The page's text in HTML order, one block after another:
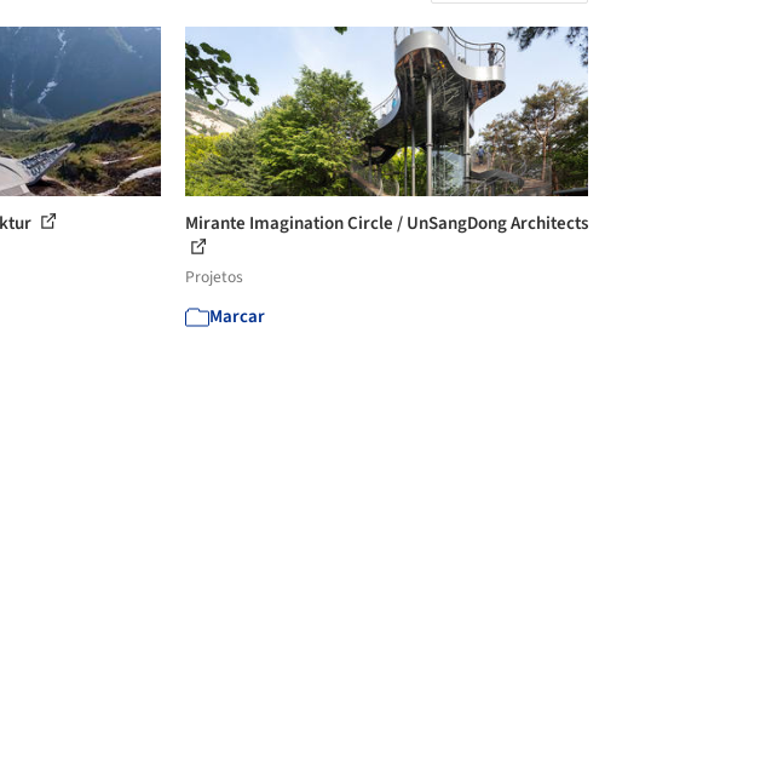
Mirante Imagination Circle / UnSangDong Architects
Projetos
Marcar